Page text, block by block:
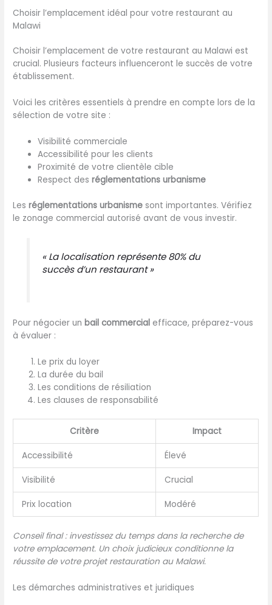
Choisir l’emplacement idéal pour votre restaurant au
Malawi
Choisir l’emplacement de votre restaurant au Malawi est
crucial. Plusieurs facteurs influenceront le succès de votre
établissement.
Voici les critères essentiels à prendre en compte lors de la
sélection de votre site :
Visibilité commerciale
Accessibilité pour les clients
Proximité de votre clientèle cible
Respect desréglementations urbanisme
Lesréglementations urbanisme sont importantes. Vérifiez
le zonage commercial autorisé avant de vous investir.
« La localisation représente 80% du
succès d’un restaurant »
Pour négocier unbail commercial efficace, préparez-vous
à évaluer :
Le prix du loyer
La durée du bail
Les conditions de résiliation
Les clauses de responsabilité
Critère Impact
Accessibilité Élevé
Visibilité Crucial
Prix location Modéré
Conseil final : investissez du temps dans la recherche de
votre emplacement. Un choix judicieux conditionne la
réussite de votre projet restauration au Malawi.
Les démarches administratives et juridiques